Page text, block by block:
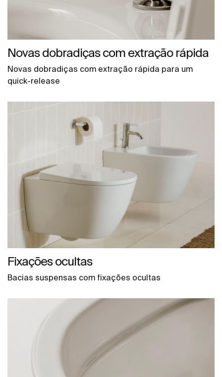
Novas dobradiças com extração rápida
Novas dobradiças com extração rápida para um
quick-release
Fixações ocultas
Bacias suspensas com fixações ocultas